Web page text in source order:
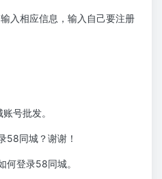
入相应信息，输入自己要注册
号批发。
58同城？谢谢！
何登录58同城。